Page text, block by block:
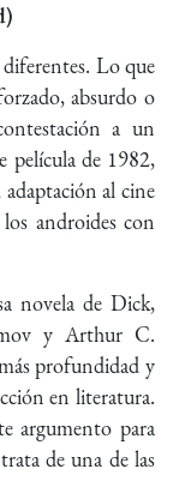
Lo que
absurdo o
a un
película de 1982,
al cine
androides con
novela de Dick,
y Arthur C.
profundidad y
en literatura.
argumento para
de una de las